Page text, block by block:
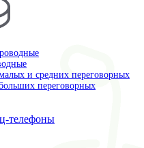
и средних переговорных
переговорных
телефоны